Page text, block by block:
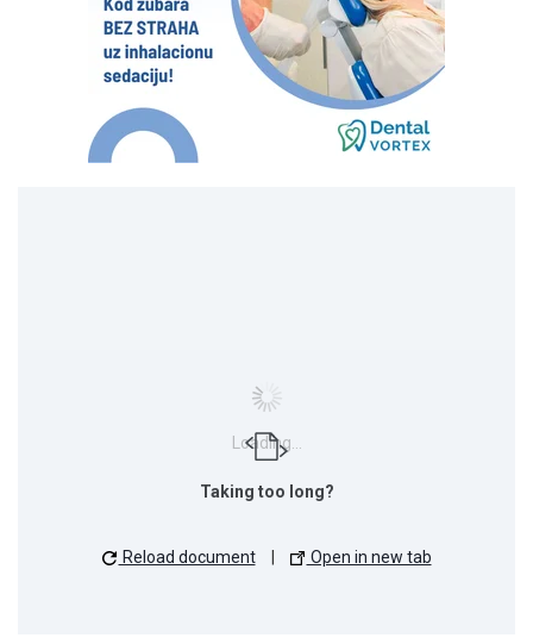
Loading...
Taking too long?
Reload document Open in new tab